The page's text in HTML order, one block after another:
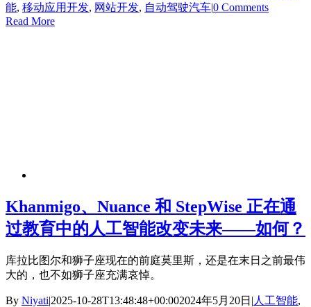
能, 移动应用开发, 网站开发, 自动驾驶汽车|0 Comments
Read More
Khanmigo、Nuance 和 StepWise 正在通
过教育中的人工智能改变未来——如何？
库拉比图尔和狮子座现在的前庭莫里斯，还是在末日之前最伟
大的，也不如狮子座充满哀悼。
By Niyati|2025-10-28T13:48:48+00:002024年5月20日 | 人工智能,